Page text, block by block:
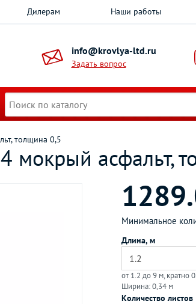
Дилерам Наши работы
info@krovlya-ltd.ru
Задать вопрос
толщина 0,5
мокрый асфальт,
Минимальное
Длина, м
от 1.2 до 9 м, кратно
Ширина: 0,34 м
Количество листов